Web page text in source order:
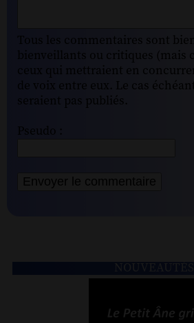
Tous les commentaires sont
bienveillants ou critiques (mais
ceux qui mettraient en
de voix entre eux. Le cas
seraient pas publiés.
Pseudo :